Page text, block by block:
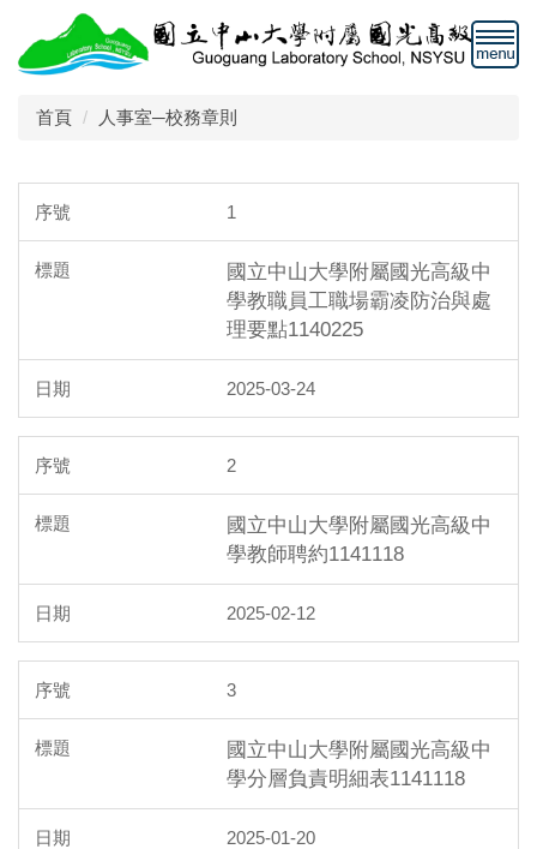
到
主
首頁 人事室─校務章則
1
國立中山大學附屬國光高級中
學教職員工職場霸凌防治與處
理要點1140225
2025-03-24
2
國立中山大學附屬國光高級中
學教師聘約1141118
2025-02-12
3
國立中山大學附屬國光高級中
學分層負責明細表1141118
2025-01-20